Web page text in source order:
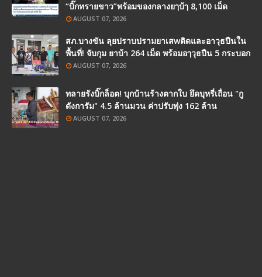
“บิ๊กทรายขาว”พร้อมของกลางยๅบ้ๅ 8,100 เม็ด
AUGUST 07, 2026
สภ.บางขัน ลุยปราบปรามยาเสwติดและอาวุธปืนใน
พื้นที่! จับกุม ยาบ้า 264 เม็ด พร้อมอๅวุธปืน 5 กระบอก
AUGUST 07, 2026
ทลายรังบิ๊กล็อต! บุกบ้านร้างตากใบ ยึดบุหรี่เถื่อน "กู
ดังการัม" 4.5 ล้านมวน ค่าปรับพุ่ง 162 ล้าน
AUGUST 07, 2026